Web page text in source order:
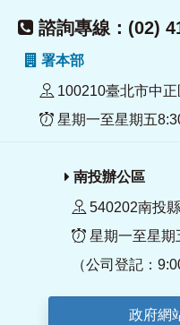
諮詢專線：(02)
署本部
100210臺北市中
星期一至星期五
南投辦公區
540202南投
星期一至星期
（公司登記：
政府網